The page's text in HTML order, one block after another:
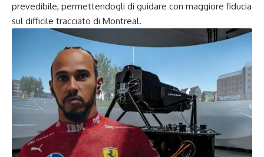
prevedibile, permettendogli di guidare con maggiore fiducia
sul difficile tracciato di Montreal.